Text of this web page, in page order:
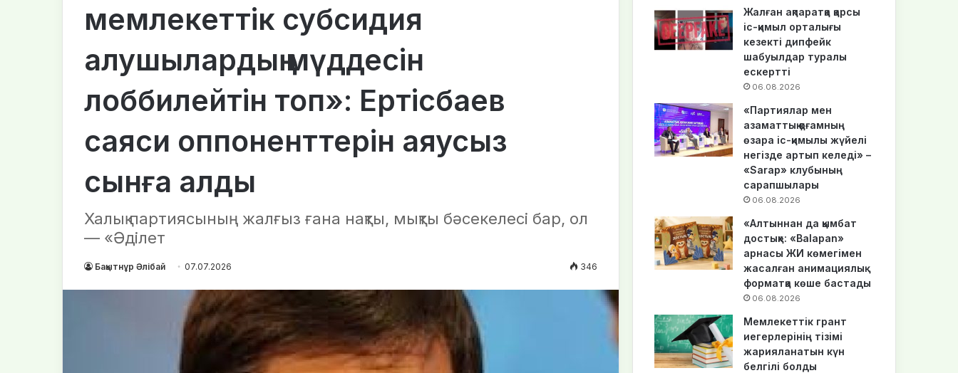
мемлекеттік субсидия
алушылардың мүддесін
лоббилейтін топ»: Ертісбаев
саяси оппоненттерін аяусыз
сынға алды
Халық партиясының жалғыз ғана нақты, мықты бәсекелесі бар, ол
— «Әділет
Бақытнұр Әлібай 07.07.2026 346
Жалған ақпаратқа қарсы
іс-қимыл орталығы
кезекті дипфейк
шабуылдар туралы
ескертті
06.08.2026
«Партиялар мен
азаматтық қоғамның
өзара іс-қимылы жүйелі
негізде артып келеді» –
«Sarap» клубының
сарапшылары
06.08.2026
«Алтыннан да қымбат
достық»: «Balapan»
арнасы ЖИ көмегімен
жасалған анимациялық
форматқа көше бастады
06.08.2026
Мемлекеттік грант
иегерлерінің тізімі
жарияланатын күн
белгілі болды